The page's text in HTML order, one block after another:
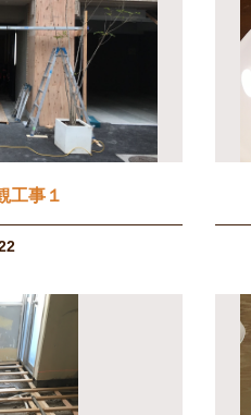
工事１